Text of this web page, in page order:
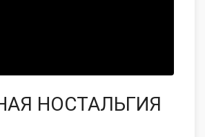
НОСТАЛЬГИЯ